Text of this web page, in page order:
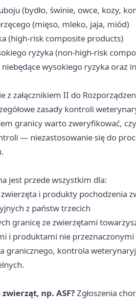
(bydło, świnie, owce, kozy,
(mięso, mleko, jaja, miód)
(high-risk composite products)
ryzyka (non-high-risk
wysokiego ryzyka oraz
z załącznikiem II do
zasady kontroli
granicy warto zweryfikować,
— niezastosowanie się do
jest przede wszystkim dla:
i produkty pochodzenia
z państw trzecich
granicę ze zwierzętami
i produktami nie przeznaczonymi
granicznego, kontrola
np. ASF?Zgłoszenia